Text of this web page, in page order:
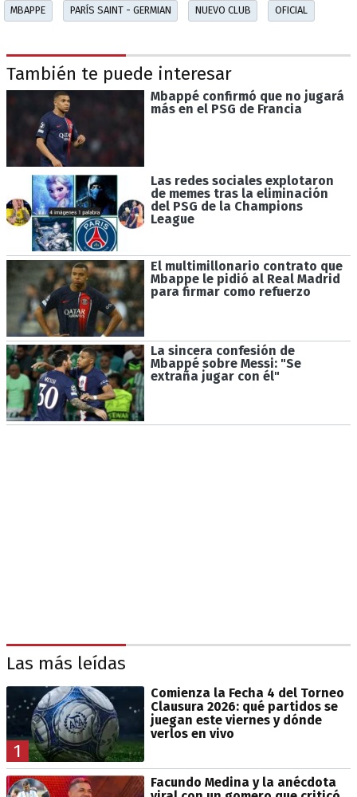
MBAPPE PARÍS SAINT - GERMIAN NUEVO CLUB OFICIAL
También te puede interesar
Mbappé confirmó que no jugará
más en el PSG de Francia
Las redes sociales explotaron
de memes tras la eliminación
del PSG de la Champions
League
El multimillonario contrato que
Mbappe le pidió al Real Madrid
para firmar como refuerzo
La sincera confesión de
Mbappé sobre Messi: "Se
extraña jugar con él"
Las más leídas
1
Comienza la Fecha 4 del Torneo
Clausura 2026: qué partidos se
juegan este viernes y dónde
verlos en vivo
Facundo Medina y la anécdota